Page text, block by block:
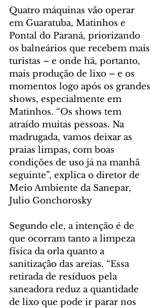
Quatro máquinas vão operar
em Guaratuba, Matinhos e
Pontal do Paraná, priorizando
os balneários que recebem mais
turistas – e onde há, portanto,
mais produção de lixo – e os
momentos logo após os grandes
shows, especialmente em
Matinhos. “Os shows tem
atraído muitas pessoas. Na
madrugada, vamos deixar as
praias limpas, com boas
condições de uso já na manhã
seguinte”, explica o diretor de
Meio Ambiente da Sanepar,
Julio Gonchorosky
Segundo ele, a intenção é de
que ocorram tanto a limpeza
física da orla quanto a
sanitização das areias. “Essa
retirada de resíduos pela
saneadora reduz a quantidade
de lixo que pode ir parar nos